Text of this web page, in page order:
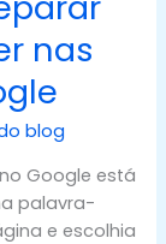
nas
blog
Google está
palavra-
e escolhia